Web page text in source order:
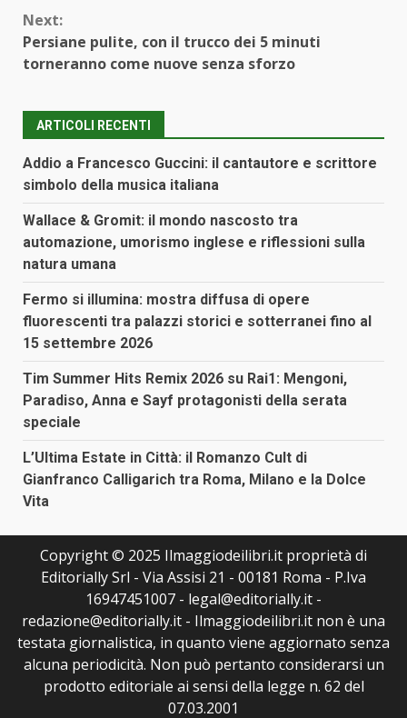
Next:
Persiane pulite, con il trucco dei 5 minuti
torneranno come nuove senza sforzo
ARTICOLI RECENTI
Addio a Francesco Guccini: il cantautore e scrittore
simbolo della musica italiana
Wallace & Gromit: il mondo nascosto tra
automazione, umorismo inglese e riflessioni sulla
natura umana
Fermo si illumina: mostra diffusa di opere
fluorescenti tra palazzi storici e sotterranei fino al
15 settembre 2026
Tim Summer Hits Remix 2026 su Rai1: Mengoni,
Paradiso, Anna e Sayf protagonisti della serata
speciale
L’Ultima Estate in Città: il Romanzo Cult di
Gianfranco Calligarich tra Roma, Milano e la Dolce
Vita
Copyright © 2025 Ilmaggiodeilibri.it proprietà di
Editorially Srl - Via Assisi 21 - 00181 Roma - P.Iva
16947451007 - legal@editorially.it -
redazione@editorially.it - Ilmaggiodeilibri.it non è una
testata giornalistica, in quanto viene aggiornato senza
alcuna periodicità. Non può pertanto considerarsi un
prodotto editoriale ai sensi della legge n. 62 del
07.03.2001